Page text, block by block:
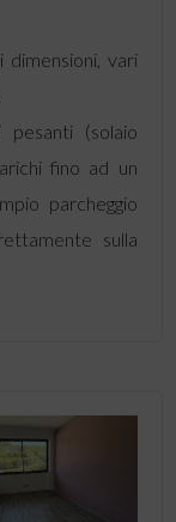
dimensioni, vari
pesanti (solaio
fino ad un
parcheggio
sulla